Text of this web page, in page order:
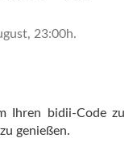
23:00h.
Ihren bidii-Code zu
genießen.